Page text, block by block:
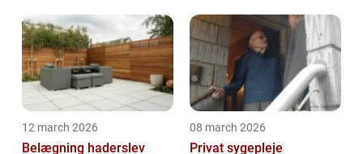
12 march 2026
Belægning haderslev
08 march 2026
Privat sygepleje